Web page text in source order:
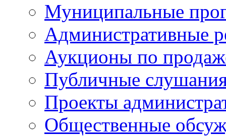
Муниципальные
Административные
Аукционы по
Публичные
Проекты
Общественные